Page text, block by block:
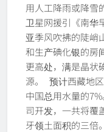
用人工降雨或降雪
卫星网援引《南华
亚季风吹拂的陡峭
和生产碘化银的房
更高处，满是晶状
源。 预计西藏地
中国总用水量的
司开发，一共将覆
牙领土面积的三倍